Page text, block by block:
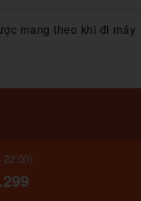
mang theo khi đi máy